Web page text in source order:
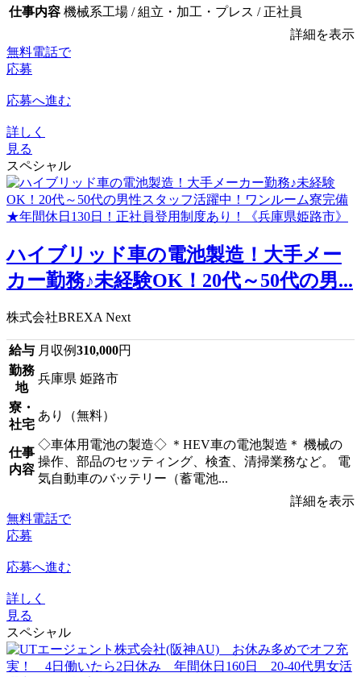
仕事内容 機械系工場 / 組立・加工・プレス / 正社員
詳細を表示
無料電話で
応募
応募へ進む
詳しく
見る
スペシャル
ハイブリッド車の電池製造！大手メー
カー勤務♪未経験OK！20代～50代の男...
株式会社BREXA Next
給与 月収例310,000円
勤務
地
兵庫県 姫路市
寮・
社宅
あり（無料）
仕事
内容
◇車体用電池の製造◇ ＊HEV車の電池製造＊ 機械の
操作、部品のセッティング、検査、清掃業務など。 電
気自動車のバッテリー（蓄電池...
詳細を表示
無料電話で
応募
応募へ進む
詳しく
見る
スペシャル